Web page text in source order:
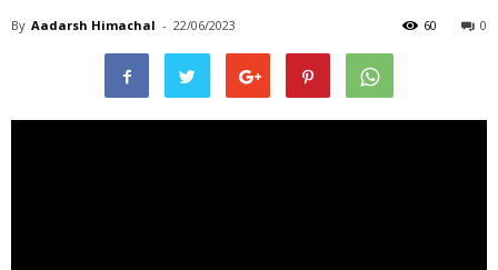
By Aadarsh Himachal - 22/06/2023 0
60